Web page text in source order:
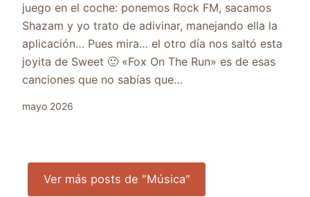
juego en el coche: ponemos Rock FM, sacamos
Shazam y yo trato de adivinar, manejando ella la
aplicación… Pues mira… el otro día nos saltó esta
joyita de Sweet 🙂 «Fox On The Run» es de esas
canciones que no sabías que…
mayo 2026
Ver más posts de "Música"